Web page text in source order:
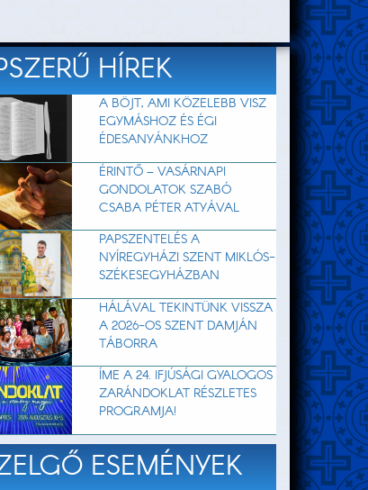
HÍREK
A BÖJT, AMI KÖZELEBB VISZ
EGYMÁSHOZ ÉS ÉGI
ÉDESANYÁNKHOZ
ÉRINTŐ – VASÁRNAPI
GONDOLATOK SZABÓ
CSABA PÉTER ATYÁVAL
PAPSZENTELÉS A
NYÍREGYHÁZI SZENT MIKLÓS-
SZÉKESEGYHÁZBAN
HÁLÁVAL TEKINTÜNK VISSZA
A 2026-OS SZENT DAMJÁN
TÁBORRA
ÍME A 24. IFJÚSÁGI GYALOGOS
ZARÁNDOKLAT RÉSZLETES
PROGRAMJA!
ESEMÉNYEK